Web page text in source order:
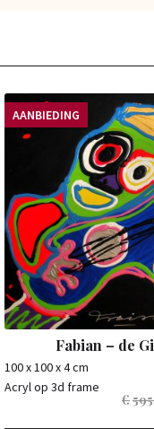
AANBIEDING
Fabian – de
100 x 100 x 4 cm
Acryl op 3d frame
€